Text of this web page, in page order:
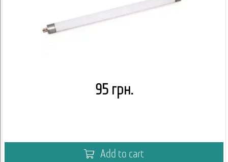
95 грн.
Add to cart